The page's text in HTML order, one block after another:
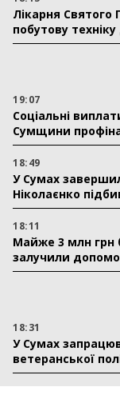
Лікарня
побутову
19:07
Соціальні
Сумщини
18:49
У Сумах
Ніколаєнко
18:11
Майже 3 млн грн
залучили
18:31
У Сумах
ветеранської